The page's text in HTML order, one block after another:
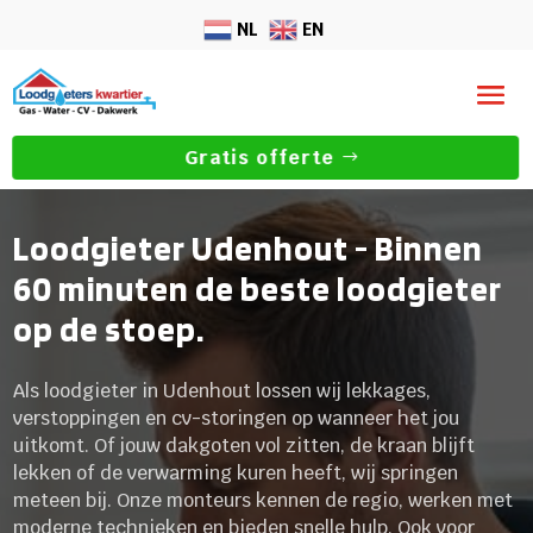
NL EN
Gratis offerte
Loodgieter Udenhout - Binnen
60 minuten de beste loodgieter
op de stoep.
Als loodgieter in Udenhout lossen wij lekkages,
verstoppingen en cv-storingen op wanneer het jou
uitkomt. Of jouw dakgoten vol zitten, de kraan blijft
lekken of de verwarming kuren heeft, wij springen
meteen bij. Onze monteurs kennen de regio, werken met
moderne technieken en bieden snelle hulp. Ook voor